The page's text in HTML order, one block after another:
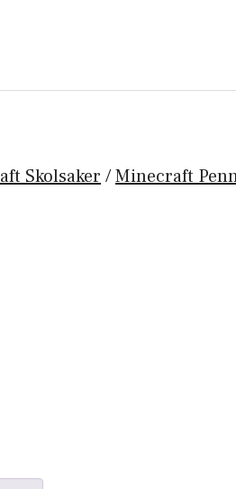
Skolsaker /Minecraft